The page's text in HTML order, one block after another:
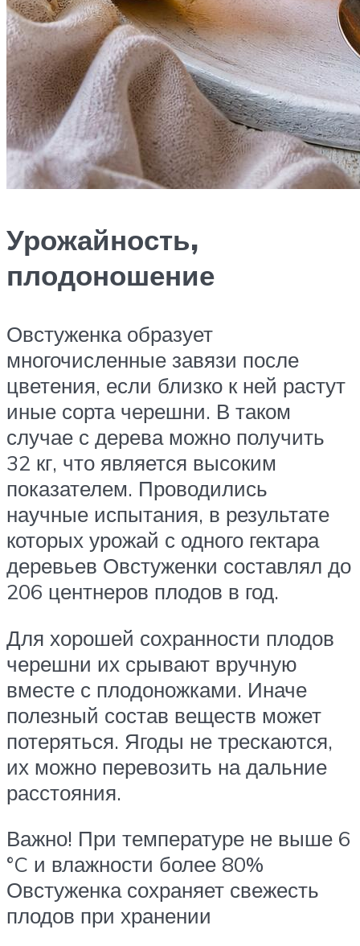
Урожайность,
плодоношение
Овстуженка образует
многочисленные завязи после
цветения, если близко к ней растут
иные сорта черешни. В таком
случае с дерева можно получить
32 кг, что является высоким
показателем. Проводились
научные испытания, в результате
которых урожай с одного гектара
деревьев Овстуженки составлял до
206 центнеров плодов в год.
Для хорошей сохранности плодов
черешни их срывают вручную
вместе с плодоножками. Иначе
полезный состав веществ может
потеряться. Ягоды не трескаются,
их можно перевозить на дальние
расстояния.
Важно! При температуре не выше 6
°C и влажности более 80%
Овстуженка сохраняет свежесть
плодов при хранении